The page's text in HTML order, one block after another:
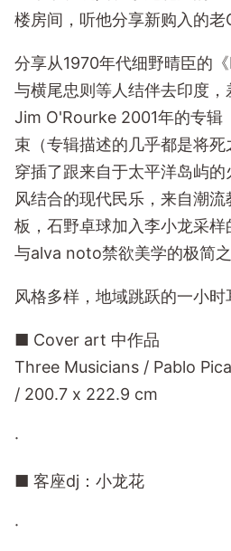
楼房间，听他分享新购入的老
分享从1970年代细野晴臣的
与横尾忠则等人结伴去印度
Jim O'Rourke 2001年的专
束（专辑描述的几乎都是将
穿插了跟来自于太平洋岛屿
风结合的现代民乐，来自潮
板，石野卓球加入李小龙采
与alva noto禁欲美学的极简之
风格多样，地域跳跃的一小
■ Cover art 中作品
Three Musicians / Pablo
/ 200.7 x 222.9 cm
·
■ 客座dj：小龙花
·